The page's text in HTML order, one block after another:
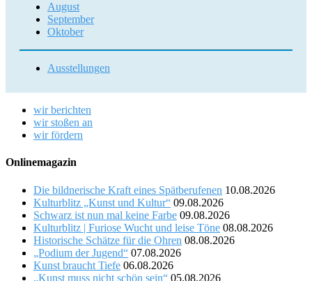
August
September
Oktober
Ausstellungen
wir berichten
wir stoßen an
wir fördern
Onlinemagazin
Die bildnerische Kraft eines Spätberufenen 10.08.2026
Kulturblitz „Kunst und Kultur“ 09.08.2026
Schwarz ist nun mal keine Farbe 09.08.2026
Kulturblitz | Furiose Wucht und leise Töne 08.08.2026
Historische Schätze für die Ohren 08.08.2026
„Podium der Jugend“ 07.08.2026
Kunst braucht Tiefe 06.08.2026
„Kunst muss nicht schön sein“ 05.08.2026